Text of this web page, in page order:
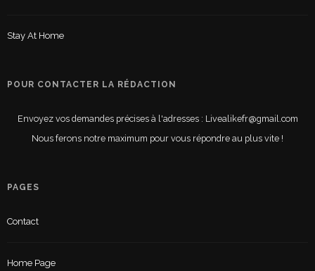
Stay At Home
POUR CONTACTER LA RÉDACTION
Envoyez vos demandes précises à l'adresses : Livealikefr@gmail.com
Nous ferons notre maximum pour vous répondre au plus vite !
PAGES
Contact
Home Page